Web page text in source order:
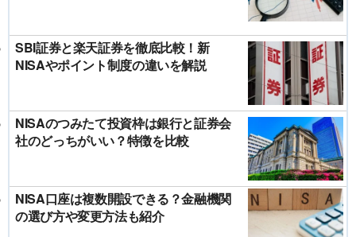
SBI証券と楽天証券を徹底比較！新
NISAやポイント制度の違いを解説
NISAのつみたて投資枠は銀行と証券会
社のどっちがいい？特徴を比較
NISA口座は複数開設できる？金融機関
の選び方や変更方法も紹介